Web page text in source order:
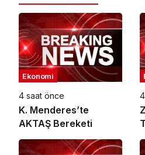
Ekonomi
4 saat önce
K. Menderes’te
AKTAŞ Bereketi